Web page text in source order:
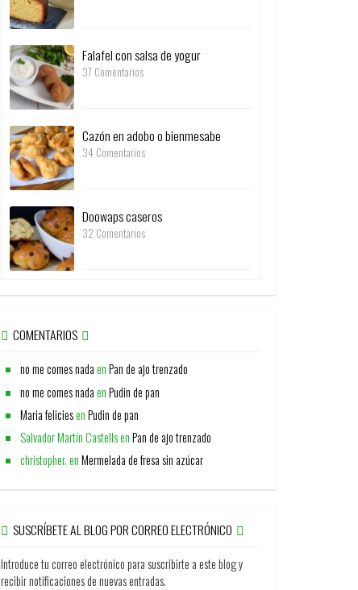
Falafel con salsa de yogur
37 Comentarios
Cazón en adobo o bienmesabe
34 Comentarios
Doowaps caseros
32 Comentarios
COMENTARIOS
no me comes nadaenPan de ajo trenzado
no me comes nadaenPudin de pan
Maria feliciesenPudin de pan
Salvador Martín CastellsenPan de ajo trenzado
christopher.enMermelada de fresa sin azúcar
SUSCRÍBETE AL BLOG POR CORREO ELECTRÓNICO
Introduce tu correo electrónico para suscribirte a este blog y
recibir notificaciones de nuevas entradas.